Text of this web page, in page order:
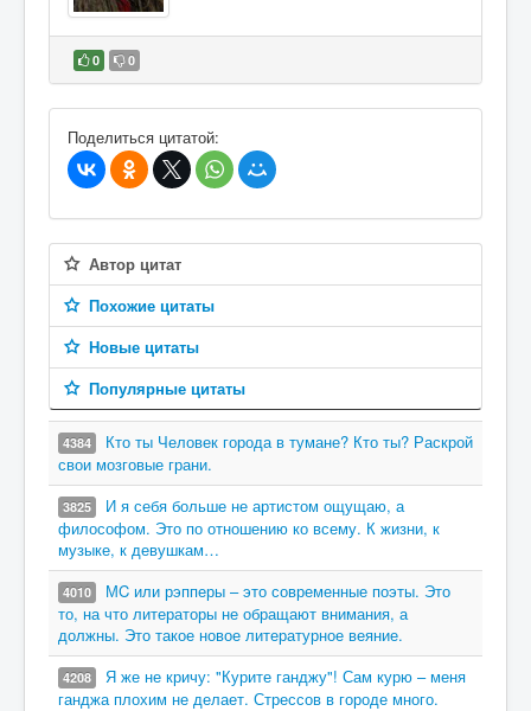
0 0
В избранное
Поделиться цитатой:
Автор цитат
Похожие цитаты
Новые цитаты
Популярные цитаты
4384
Кто ты Человек города в тумане? Кто ты? Раскрой
свои мозговые грани.
3825
И я себя больше не артистом ощущаю, а
философом. Это по отношению ко всему. К жизни, к
музыке, к девушкам…
4010
МC или рэпперы – это современные поэты. Это
то, на что литераторы не обращают внимания, а
должны. Это такое новое литературное веяние.
4208
Я же не кричу: "Курите ганджу"! Сам курю – меня
ганджа плохим не делает. Стрессов в городе много.